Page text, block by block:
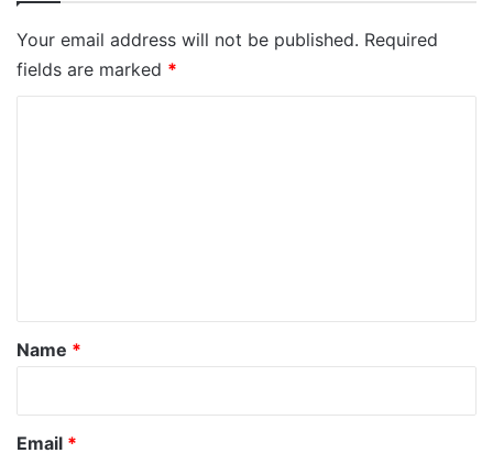
Your email address will not be published. Required
fields are marked *
*
Name *
Email *